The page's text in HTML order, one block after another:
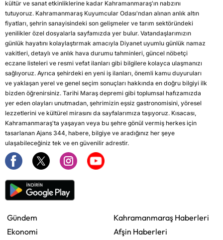
kültür ve sanat etkinliklerine kadar Kahramanmaraş'ın nabzını
tutuyoruz. Kahramanmaraş Kuyumcular Odası'ndan alınan anlık altın
fiyatları, şehrin sanayisindeki son gelişmeler ve tarım sektöründeki
yenilikler özel dosyalarla sayfamızda yer bulur. Vatandaşlarımızın
günlük hayatını kolaylaştırmak amacıyla Diyanet uyumlu günlük namaz
vakitleri, detaylı ve anlık hava durumu tahminleri, güncel nöbetçi
eczane listeleri ve resmi vefat ilanları gibi bilgilere kolayca ulaşmanızı
sağlıyoruz. Ayrıca şehirdeki en yeni iş ilanları, önemli kamu duyuruları
ve yaklaşan yerel ve genel seçim sonuçları hakkında en doğru bilgiyi ilk
bizden öğrenirsiniz. Tarihi Maraş depremi gibi toplumsal hafızamızda
yer eden olayları unutmadan, şehrimizin eşsiz gastronomisini, yöresel
lezzetlerini ve kültürel mirasını da sayfalarımıza taşıyoruz. Kısacası,
Kahramanmaraş'ta yaşayan veya bu şehre gönül vermiş herkes için
tasarlanan Ajans 344, habere, bilgiye ve aradığınız her şeye
ulaşabileceğiniz tek ve en güvenilir adrestir.
Gündem
Ekonomi
Kahramanmaraş Haberleri
Afşin Haberleri